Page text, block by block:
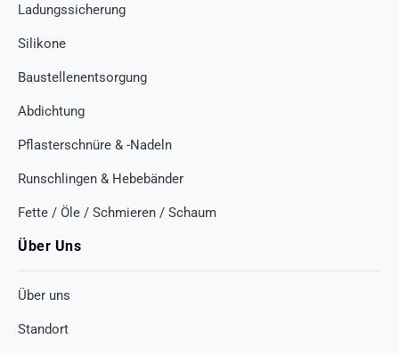
Ladungssicherung
Silikone
Baustellenentsorgung
Abdichtung
Pflasterschnüre & -Nadeln
Runschlingen & Hebebänder
Fette / Öle / Schmieren / Schaum
Über Uns
Über uns
Standort